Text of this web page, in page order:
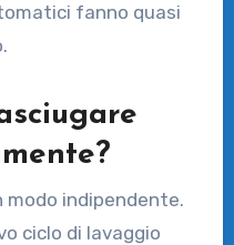
fanno quasi
modo indipendente.
ciclo di lavaggio